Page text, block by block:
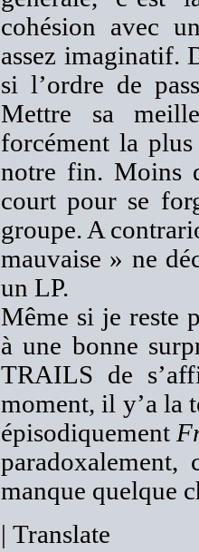
cohésion avec
assez imaginatif.
si l’ordre de
Mettre sa
forcément la plus
notre fin. Moins
court pour se
groupe. A
mauvaise » ne
un LP.
Même si je reste
à une bonne
TRAILS de
moment, il y’a la
épisodiquement
manque quelque
| Translate